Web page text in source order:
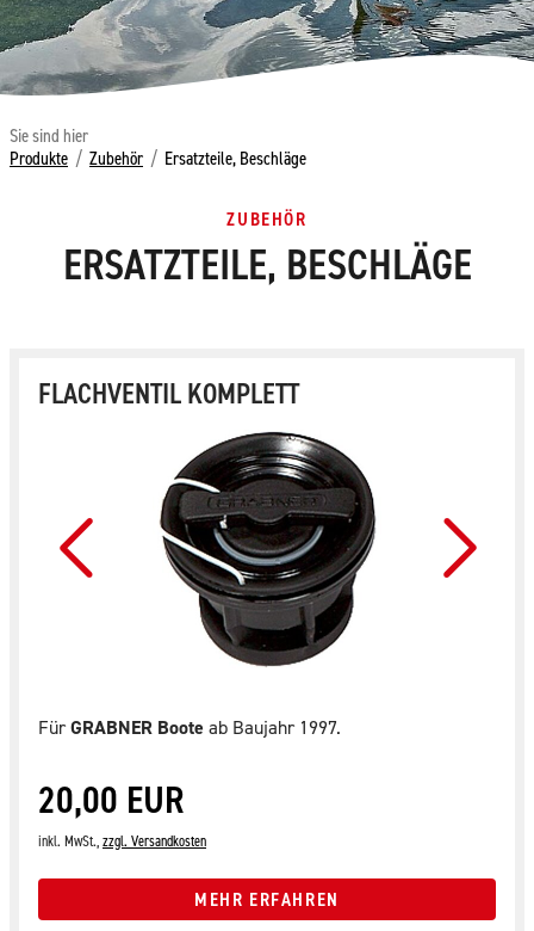
Sie sind hier
Produkte / Zubehör / Ersatzteile, Beschläge
ZUBEHÖR
ERSATZTEILE, BESCHLÄGE
FLACHVENTIL KOMPLETT
FürGRABNER Boote ab Baujahr 1997.
20,00 EUR
inkl. MwSt.,zzgl. Versandkosten
MEHR ERFAHREN